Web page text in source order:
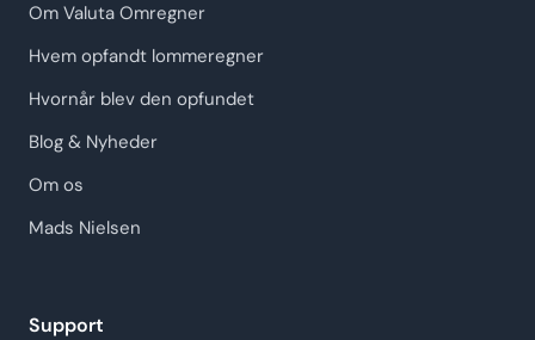
Om Valuta Omregner
Hvem opfandt lommeregner
Hvornår blev den opfundet
Blog & Nyheder
Om os
Mads Nielsen
Support